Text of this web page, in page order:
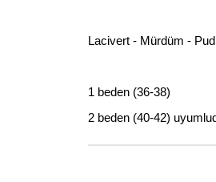
Lacivert - Mürdüm -
1 beden (36-38)
2 beden (40-42)